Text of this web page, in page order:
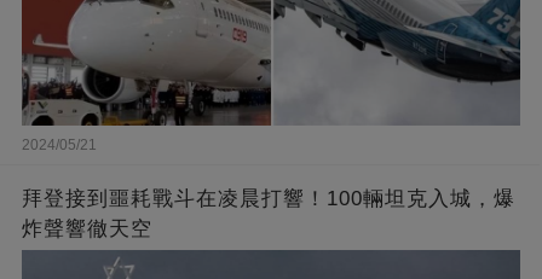
2024/05/21
拜登接到噩耗戰斗在凌晨打響！100輛坦克入城，爆
炸聲響徹天空